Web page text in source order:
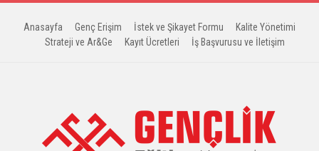
Anasayfa Genç Erişim İstek ve Şikayet Formu
Kalite Yönetimi
Strateji ve Ar&Ge
Kayıt Ücretleri İş Başvurusu ve İletişim